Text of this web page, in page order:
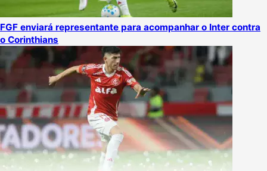
FGF enviará representante para acompanhar o Inter contra
o Corinthians